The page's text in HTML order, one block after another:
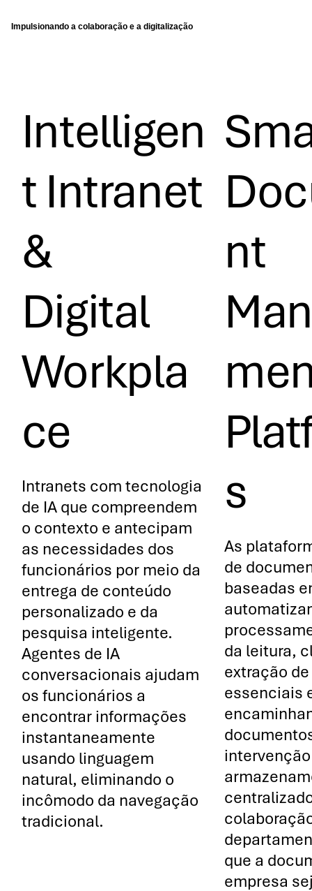
Impulsionando a colaboração e a digitalização
Intelligen
T Intranet
&
Digital
Workpla
Ce
Intranets com tecnologia
de IA que compreendem
o contexto e antecipam
as necessidades dos
funcionários por meio da
entrega de conteúdo
personalizado e da
pesquisa inteligente.
Agentes de IA
conversacionais ajudam
os funcionários a
encontrar informações
instantaneamente
usando linguagem
natural, eliminando o
incômodo da navegação
tradicional.
Nt
S
As
de
baseadas
da leitura,
extração
essenciais
que a
empresa